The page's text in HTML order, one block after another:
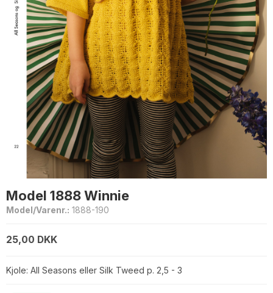
Model 1888 Winnie
Model/Varenr.: 1888-190
25,00 DKK
Kjole: All Seasons eller Silk Tweed p. 2,5 - 3